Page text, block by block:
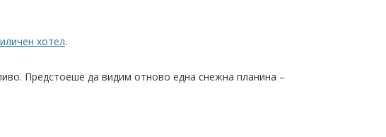
хотел.
Предстоеше да видим отново една снежна планина –